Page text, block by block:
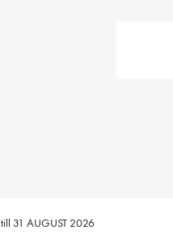
till 31 AUGUST 2026